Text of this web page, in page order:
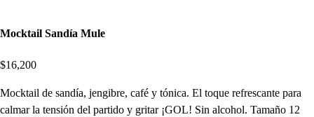
Mocktail Sandía Mule
$16,200
Mocktail de sandía, jengibre, café y tónica. El toque refrescante para
calmar la tensión del partido y gritar ¡GOL! Sin alcohol. Tamaño 12